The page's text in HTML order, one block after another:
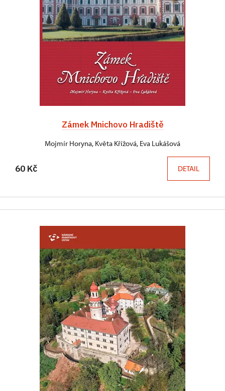
Zámek Mnichovo Hradiště
Mojmír Horyna, Květa Křížová, Eva Lukášová
60 Kč DETAIL